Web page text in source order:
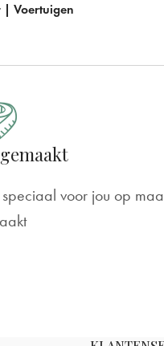
| Voertuigen
voor jou op